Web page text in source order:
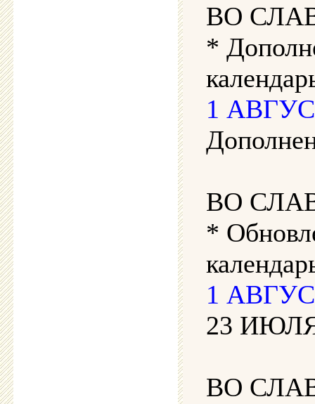
ВО
*
1
ВО
*
1
23 ИЮЛЯ
ВО